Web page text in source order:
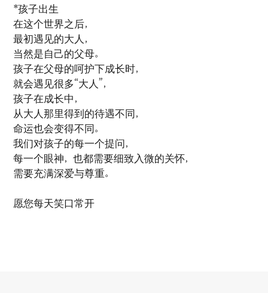
*孩子出生
在这个世界之后，
最初遇见的大人，
当然是自己的父母。
孩子在父母的呵护下成长时，
就会遇见很多“大人”，
孩子在成长中，
从大人那里得到的待遇不同，
命运也会变得不同。
我们对孩子的每一个提问，
每一个眼神，也都需要细致入微的关怀，
需要充满深爱与尊重。
愿您每天笑口常开